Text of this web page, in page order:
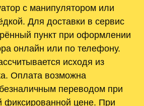
с манипулятором или
Для доставки в сервис
пункт при оформлении
онлайн или по телефону.
исходя из
Оплата возможна
переводом при
фиксированной цене. При